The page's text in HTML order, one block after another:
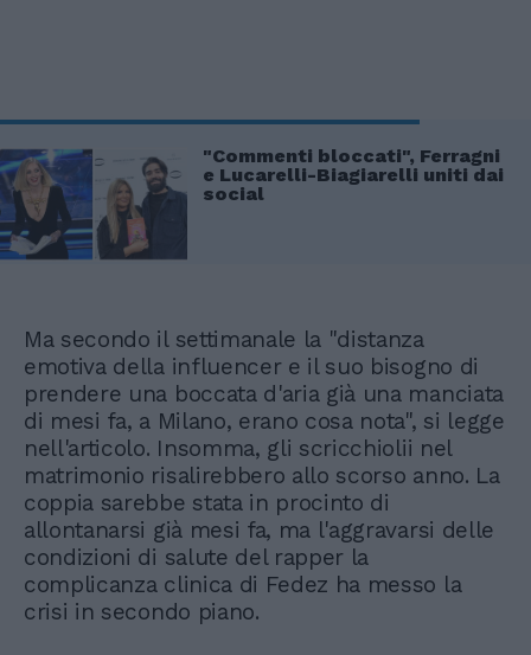
"Commenti bloccati", Ferragni
e Lucarelli-Biagiarelli uniti dai
social
Ma secondo il settimanale la "distanza
emotiva della influencer e il suo bisogno di
prendere una boccata d'aria già una manciata
di mesi fa, a Milano, erano cosa nota", si legge
nell'articolo. Insomma, gli scricchiolii nel
matrimonio risalirebbero allo scorso anno. La
coppia sarebbe stata in procinto di
allontanarsi già mesi fa, ma l'aggravarsi delle
condizioni di salute del rapper la
complicanza clinica di Fedez ha messo la
crisi in secondo piano.